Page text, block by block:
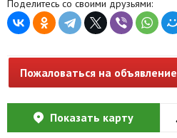
Поделитесь со своими друзьями:
Пожаловаться на объявление
Показать карту